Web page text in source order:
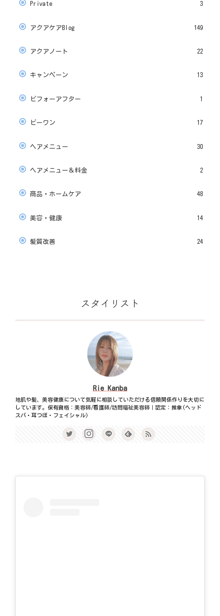
Private 3
アクアケアBlog 149
アクアノート 22
キャンペーン 13
ビフォーアフター 1
ビーワン 17
ヘアメニュー 30
ヘアメニュー＆料金 2
商品・ホームケア 48
美容・健康 14
髪質改善 24
スタイリスト
Rie Kanba
地肌や髪、美容健康について気軽に相談していただける信頼関係作りを大切に
しています。保有資格：美容師/看護師/訪問福祉美容師｜認定：推拿(ヘッド
スパ・耳つぼ・フェイシャル)